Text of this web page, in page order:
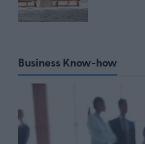
Business Know-how